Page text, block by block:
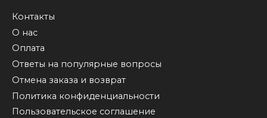
Контакты
О нас
Оплата
Ответы на популярные вопросы
Отмена заказа и возврат
Политика конфиденциальности
Пользовательское соглашение